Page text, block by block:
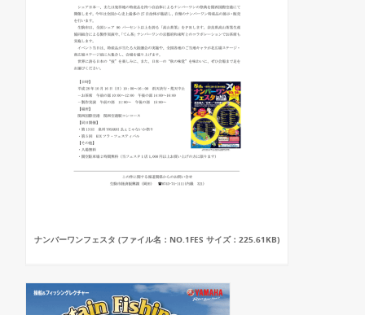
ナンバーワンフェスタ (ファイル名：NO.1FES サイズ：225.61KB)